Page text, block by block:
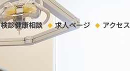
検診健康相談 求人ページ アクセス